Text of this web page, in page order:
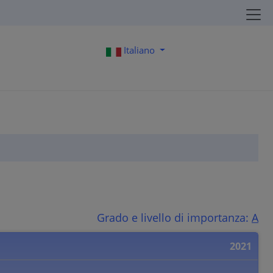
Italiano
Grado e livello di importanza: A
2021